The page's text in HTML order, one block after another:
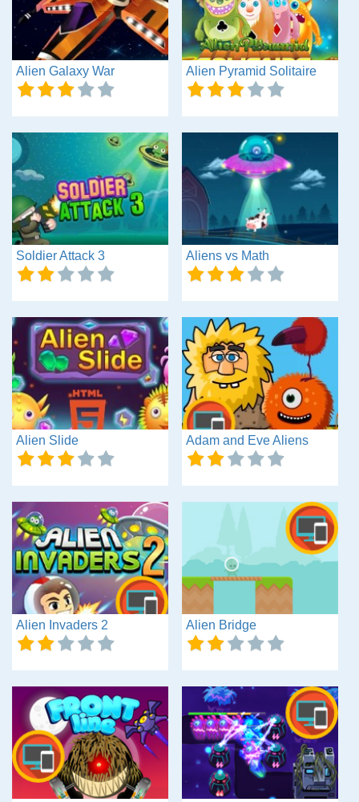
Alien Galaxy War Alien Pyramid Solitaire
Soldier Attack 3 Aliens vs Math
Alien Slide Adam and Eve Aliens
Alien Invaders 2 Alien Bridge